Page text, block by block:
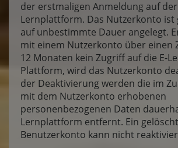
der erstmaligen Anmeldung auf der
Lernplattform. Das Nutzerkonto ist
auf unbestimmte Dauer angelegt.
mit einem Nutzerkonto über einen
12 Monaten kein Zugriff auf die E-
Plattform, wird das Nutzerkonto
der Deaktivierung werden die im
mit dem Nutzerkonto erhobenen
personenbezogenen Daten
Lernplattform entfernt. Ein
Benutzerkonto kann nicht